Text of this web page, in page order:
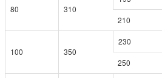
80 310
210
100 350
230
250